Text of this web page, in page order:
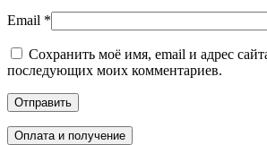
Email *
Сохранить моё имя, email и адрес
последующих моих комментариев.
Оплата и получение